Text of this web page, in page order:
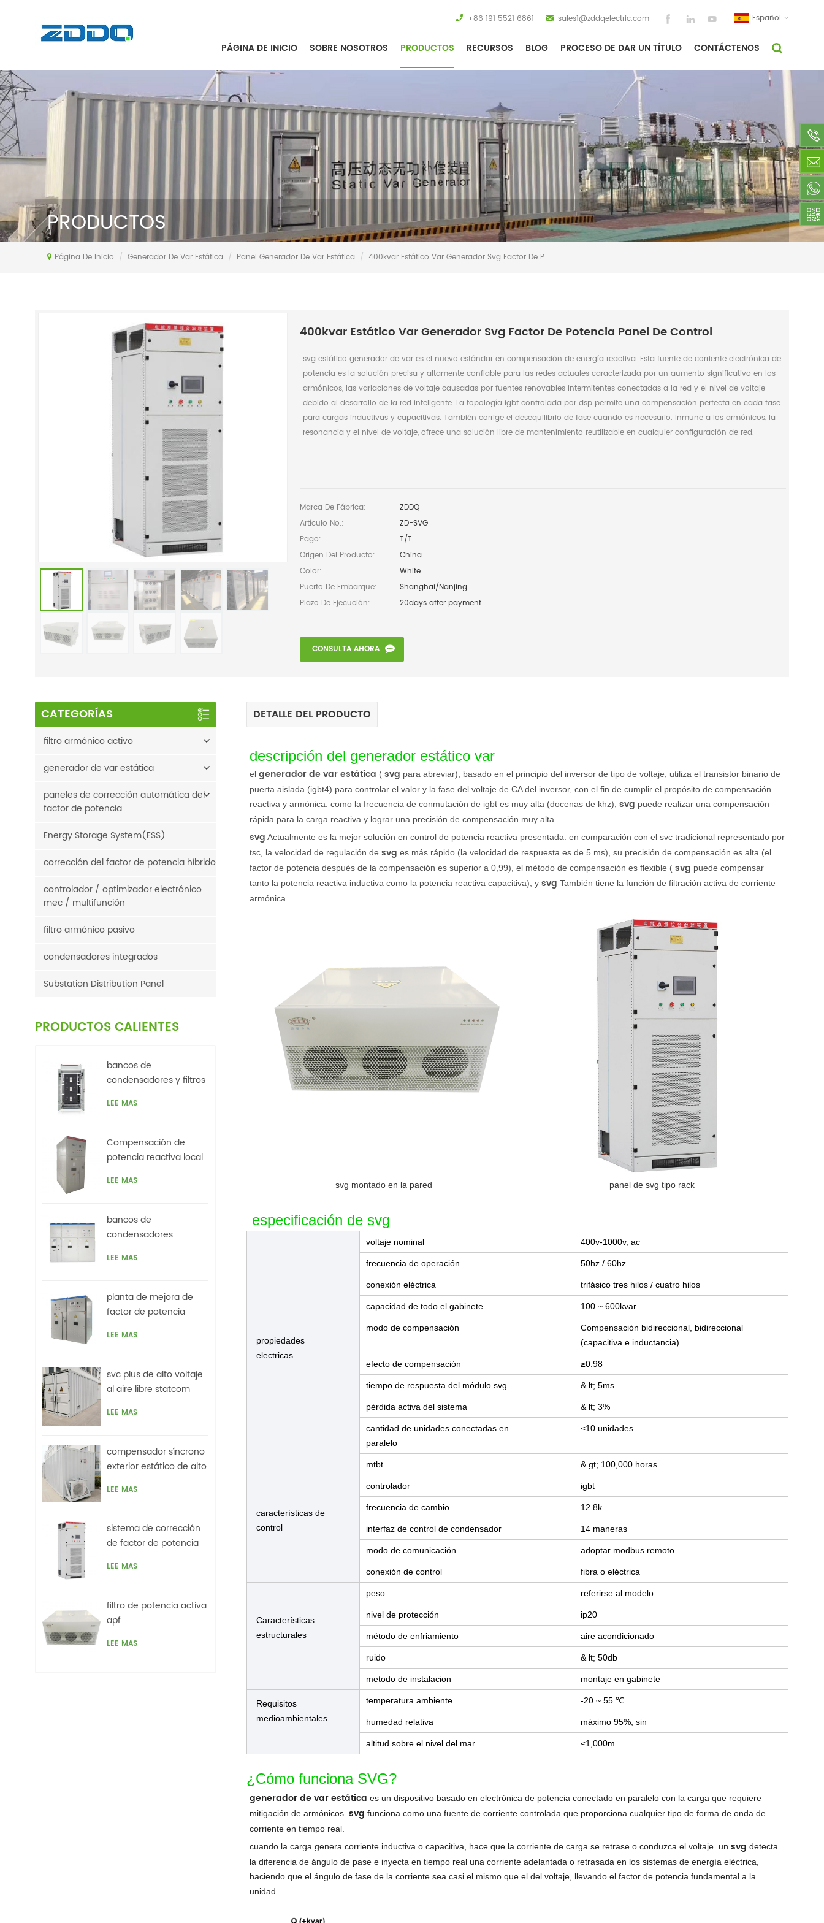
Español
+86 191 5521 6861 sales1@zddqelectric.com
PÁGINA DE INICIO SOBRE NOSOTROS PRODUCTOS RECURSOS BLOG PROCESO DE DAR UN TÍTULO CONTÁCTENOS
PRODUCTOS
Página De Inicio / Generador De Var Estática / Panel Generador De Var Estática / 400kvar Estático Var Generador Svg Factor De Potencia Panel De Control
400kvar Estático Var Generador Svg Factor De Potencia Panel De Control
svg estático generador de var es el nuevo estándar en compensación de energía reactiva. Esta fuente de corriente electrónica de
potencia es la solución precisa y altamente confiable para las redes actuales caracterizada por un aumento significativo en los
armónicos, las variaciones de voltaje causadas por fuentes renovables intermitentes conectadas a la red y el nivel de voltaje
debido al desarrollo de la red inteligente. La topología igbt controlada por dsp permite una compensación perfecta en cada fase
para cargas inductivas y capacitivas. También corrige el desequilibrio de fase cuando es necesario. Inmune a los armónicos, la
resonancia y el nivel de voltaje, ofrece una solución libre de mantenimiento reutilizable en cualquier configuración de red.
Marca De Fábrica:
ZDDQ
Artículo No.:
ZD-SVG
Pago:
T/T
Origen Del Producto:
China
Color:
White
Puerto De Embarque:
Shanghai/Nanjing
Plazo De Ejecución:
20days after payment
CONSULTA AHORA
DETALLE DEL PRODUCTO
descripción del generador estático var
el generador de var estática ( svg para abreviar), basado en el principio del inversor de tipo de voltaje, utiliza el transistor binario de
puerta aislada (igbt4) para controlar el valor y la fase del voltaje de CA del inversor, con el fin de cumplir el propósito de compensación
reactiva y armónica. como la frecuencia de conmutación de igbt es muy alta (docenas de khz), svg puede realizar una compensación
rápida para la carga reactiva y lograr una precisión de compensación muy alta.
svg Actualmente es la mejor solución en control de potencia reactiva presentada. en comparación con el svc tradicional representado por
tsc, la velocidad de regulación de svg es más rápido (la velocidad de respuesta es de 5 ms), su precisión de compensación es alta (el
factor de potencia después de la compensación es superior a 0,99), el método de compensación es flexible ( svg puede compensar
tanto la potencia reactiva inductiva como la potencia reactiva capacitiva), y svg También tiene la función de filtración activa de corriente
armónica.
svg montado en la pared panel de svg tipo rack
especificación de svg
propiedades
electricas
voltaje nominal 400v-1000v, ac
frecuencia de operación 50hz / 60hz
conexión eléctrica trifásico tres hilos / cuatro hilos
capacidad de todo el gabinete 100 ~ 600kvar
modo de compensación
Compensación bidireccional, bidireccional
(capacitiva e inductancia)
efecto de compensación ≥0.98
tiempo de respuesta del módulo svg & lt; 5ms
pérdida activa del sistema & lt; 3%
cantidad de unidades conectadas en
paralelo
≤10 unidades
mtbt & gt; 100,000 horas
características de
control
controlador igbt
frecuencia de cambio 12.8k
interfaz de control de condensador 14 maneras
modo de comunicación adoptar modbus remoto
conexión de control fibra o eléctrica
Características
estructurales
peso referirse al modelo
nivel de protección ip20
método de enfriamiento aire acondicionado
ruido & lt; 50db
metodo de instalacion montaje en gabinete
Requisitos
medioambientales
temperatura ambiente -20 ~ 55 ℃
humedad relativa máximo 95%, sin
altitud sobre el nivel del mar ≤1,000m
¿Cómo funciona SVG?
generador de var estática es un dispositivo basado en electrónica de potencia conectado en paralelo con la carga que requiere
mitigación de armónicos. svg funciona como una fuente de corriente controlada que proporciona cualquier tipo de forma de onda de
corriente en tiempo real.
cuando la carga genera corriente inductiva o capacitiva, hace que la corriente de carga se retrase o conduzca el voltaje. un svg detecta
la diferencia de ángulo de pase e inyecta en tiempo real una corriente adelantada o retrasada en los sistemas de energía eléctrica,
haciendo que el ángulo de fase de la corriente sea casi el mismo que el del voltaje, llevando el factor de potencia fundamental a la
unidad.
CATEGORÍAS
filtro armónico activo
generador de var estática
paneles de corrección automática del
factor de potencia
Energy Storage System(ESS)
corrección del factor de potencia híbrido
controlador / optimizador electrónico
mec / multifunción
filtro armónico pasivo
condensadores integrados
Substation Distribution Panel
PRODUCTOS CALIENTES
bancos de
condensadores y filtros
tensión
LEE MAS
Compensación de
potencia reactiva local
horno de arco
LEE MAS
bancos de
condensadores
tensión con filtros
LEE MAS
planta de mejora de
factor de potencia
voltaje basada en svc
LEE MAS
svc plus de alto voltaje
al aire libre statcom
LEE MAS
compensador síncrono
exterior estático de alto
LEE MAS
sistema de corrección
de factor de potencia
LEE MAS
filtro de potencia activa
apf
LEE MAS